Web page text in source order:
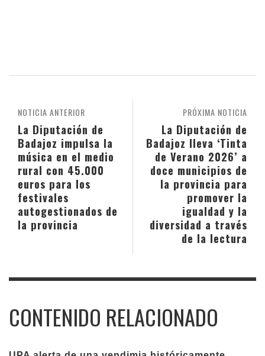
PRÓXIMA NOTICIA
La Diputación de
Badajoz lleva ‘Tinta
de Verano 2026’ a
doce municipios de
la provincia para
promover la
igualdad y la
diversidad a través
de la lectura
NOTICIA ANTERIOR
La Diputación de
Badajoz impulsa la
música en el medio
rural con 45.000
euros para los
festivales
autogestionados de
la provincia
CONTENIDO RELACIONADO